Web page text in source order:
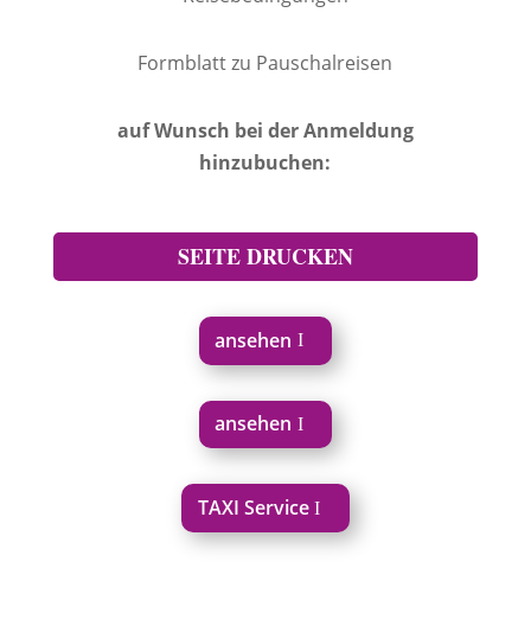
Formblatt zu Pauschalreisen
auf Wunsch bei der Anmeldung
hinzubuchen:
SEITE DRUCKEN
ansehen
ansehen
TAXI Service